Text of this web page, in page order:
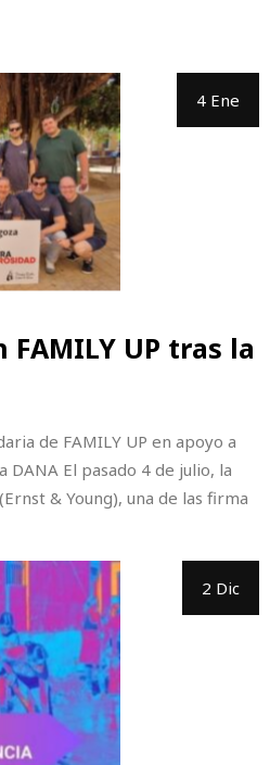
4 Ene
FAMILY UP tras la
de FAMILY UP en apoyo a
DANA El pasado 4 de julio, la
& Young), una de las firma
2 Dic